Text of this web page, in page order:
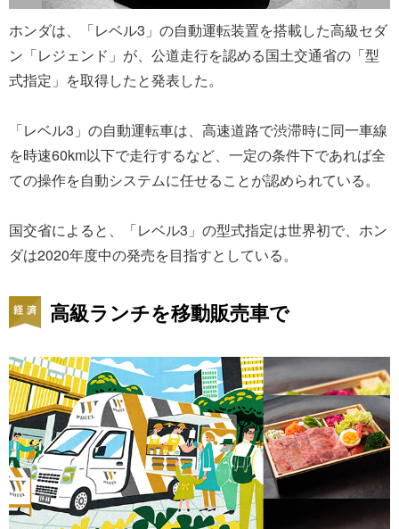
ホンダは、「レベル3」の自動運転装置を搭載した高級セダ
ン「レジェンド」が、公道走行を認める国土交通省の「型
式指定」を取得したと発表した。
「レベル3」の自動運転車は、高速道路で渋滞時に同一車線
を時速60km以下で走行するなど、一定の条件下であれば全
ての操作を自動システムに任せることが認められている。
国交省によると、「レベル3」の型式指定は世界初で、ホン
ダは2020年度中の発売を目指すとしている。
高級ランチを移動販売車で